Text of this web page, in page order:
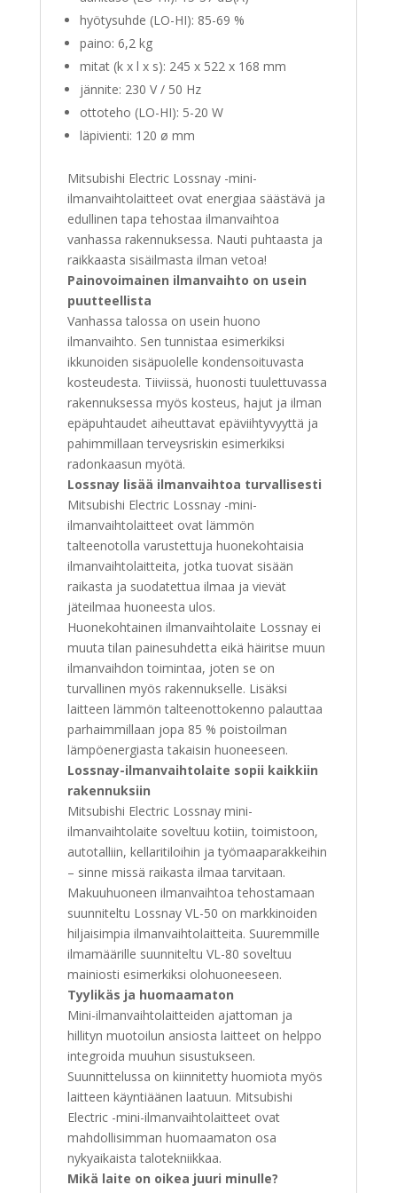
hyötysuhde (LO-HI): 85-69 %
paino: 6,2 kg
mitat (k x l x s): 245 x 522 x 168 mm
jännite: 230 V / 50 Hz
ottoteho (LO-HI): 5-20 W
läpivienti: 120 ø mm
Mitsubishi Electric Lossnay -mini-
ilmanvaihtolaitteet ovat energiaa säästävä ja
edullinen tapa tehostaa ilmanvaihtoa
vanhassa rakennuksessa. Nauti puhtaasta ja
raikkaasta sisäilmasta ilman vetoa!
Painovoimainen ilmanvaihto on usein
puutteellista
Vanhassa talossa on usein huono
ilmanvaihto. Sen tunnistaa esimerkiksi
ikkunoiden sisäpuolelle kondensoituvasta
kosteudesta. Tiiviissä, huonosti tuulettuvassa
rakennuksessa myös kosteus, hajut ja ilman
epäpuhtaudet aiheuttavat epäviihtyvyyttä ja
pahimmillaan terveysriskin esimerkiksi
radonkaasun myötä.
Lossnay lisää ilmanvaihtoa turvallisesti
Mitsubishi Electric Lossnay -mini-
ilmanvaihtolaitteet ovat lämmön
talteenotolla varustettuja huonekohtaisia
ilmanvaihtolaitteita, jotka tuovat sisään
raikasta ja suodatettua ilmaa ja vievät
jäteilmaa huoneesta ulos.
Huonekohtainen ilmanvaihtolaite Lossnay ei
muuta tilan painesuhdetta eikä häiritse muun
ilmanvaihdon toimintaa, joten se on
turvallinen myös rakennukselle. Lisäksi
laitteen lämmön talteenottokenno palauttaa
parhaimmillaan jopa 85 % poistoilman
lämpöenergiasta takaisin huoneeseen.
Lossnay-ilmanvaihtolaite sopii kaikkiin
rakennuksiin
Mitsubishi Electric Lossnay mini-
ilmanvaihtolaite soveltuu kotiin, toimistoon,
autotalliin, kellaritiloihin ja työmaaparakkeihin
– sinne missä raikasta ilmaa tarvitaan.
Makuuhuoneen ilmanvaihtoa tehostamaan
suunniteltu Lossnay VL-50 on markkinoiden
hiljaisimpia ilmanvaihtolaitteita. Suuremmille
ilmamäärille suunniteltu VL-80 soveltuu
mainiosti esimerkiksi olohuoneeseen.
Tyylikäs ja huomaamaton
Mini-ilmanvaihtolaitteiden ajattoman ja
hillityn muotoilun ansiosta laitteet on helppo
integroida muuhun sisustukseen.
Suunnittelussa on kiinnitetty huomiota myös
laitteen käyntiäänen laatuun. Mitsubishi
Electric -mini-ilmanvaihtolaitteet ovat
mahdollisimman huomaamaton osa
nykyaikaista talotekniikkaa.
Mikä laite on oikea juuri minulle?